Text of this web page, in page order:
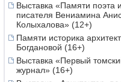
Выставка «Памяти поэта и
писателя Вениамина
Колыхалова» (12+)
Памяти историка
Богдановой (16+)
Выставка «Первый
журнал» (16+)